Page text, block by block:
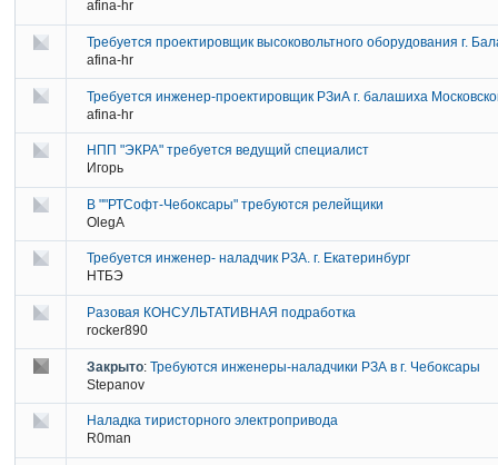
afina-hr
Требуется проектировщик высоковольтного оборудования г.
afina-hr
Требуется инженер-проектировщик РЗиА г. балашиха
afina-hr
НПП "ЭКРА" требуется ведущий специалист
Игорь
В ""РТСофт-Чебоксары" требуются релейщики
OlegA
Требуется инженер- наладчик РЗА. г. Eкатеринбург
НТБЭ
Разовая КОНСУЛЬТАТИВНАЯ подработка
rocker890
Закрыто: Требуются инженеры-наладчики РЗА в г. Чебоксары
Stepanov
Наладка тиристорного электропривода
R0man